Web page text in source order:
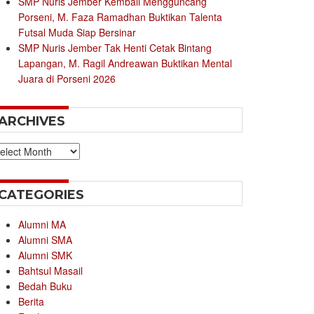
Porseni, M. Faza Ramadhan Buktikan Talenta
Futsal Muda Siap Bersinar
SMP Nuris Jember Tak Henti Cetak Bintang
Lapangan, M. Ragil Andreawan Buktikan Mental
Juara di Porseni 2026
Alumni MA
Alumni SMA
Alumni SMK
Bahtsul Masail
Bedah Buku
Berita